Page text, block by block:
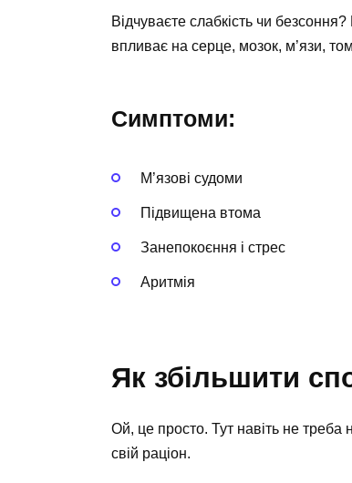
Відчуваєте слабкість чи
впливає на серце, мозок, м’язи,
Симптоми:
М’язові судоми
Підвищена втома
Занепокоєння і стрес
Аритмія
Як збільшити
Ой, це просто. Тут навіть не треба
свій раціон.